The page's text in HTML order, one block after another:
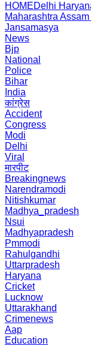
HOMEDelhi
Maharashtra Assam
Jansamasya
News
Bjp
National
Police
Bihar
India
कांग्रेस
Accident
Congress
Modi
Delhi
Viral
मारपीट
Breakingnews
Narendramodi
Nitishkumar
Madhya_pradesh
Nsui
Madhyapradesh
Pmmodi
Rahulgandhi
Uttarpradesh
Haryana
Cricket
Lucknow
Uttarakhand
Crimenews
Aap
Education